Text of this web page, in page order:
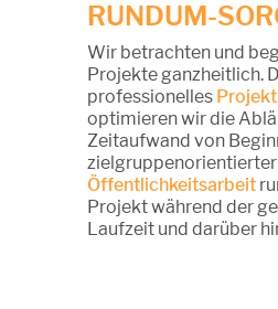
RUNDUM-
Wir betrachten und
Projekte ganzheitlich.
professionelles
optimieren wir die
Zeitaufwand von
zielgruppenorientierter
Öffentlichkeitsarbeit
Projekt während der
Laufzeit und darüber